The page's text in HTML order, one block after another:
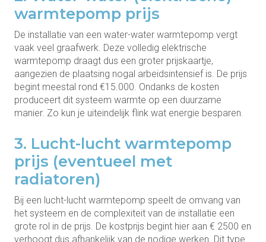
warmtepomp prijs
De installatie van een water-water warmtepomp vergt
vaak veel graafwerk. Deze volledig elektrische
warmtepomp draagt dus een groter prijskaartje,
aangezien de plaatsing nogal arbeidsintensief is. De prijs
begint meestal rond €15.000. Ondanks de kosten
produceert dit systeem warmte op een duurzame
manier. Zo kun je uiteindelijk flink wat energie besparen.
3. Lucht-lucht warmtepomp
prijs (eventueel met
radiatoren)
Bij een lucht-lucht warmtepomp speelt de omvang van
het systeem en de complexiteit van de installatie een
grote rol in de prijs. De kostprijs begint hier aan € 2500 en
verhoogt dus afhankelijk van de nodige werken. Dit type